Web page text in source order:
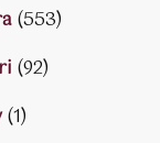
(553)
(92)
(1)